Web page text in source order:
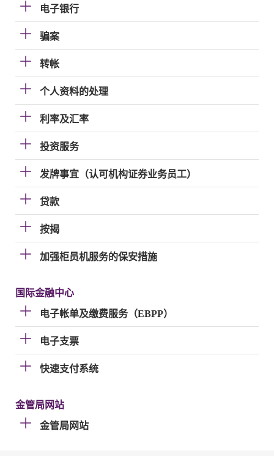
电子银行
骗案
转帐
个人资料的处理
利率及汇率
投资服务
发牌事宜（认可机构证券业务员工）
贷款
按揭
加强柜员机服务的保安措施
国际金融中心
电子帐单及缴费服务（EBPP）
电子支票
快速支付系统
金管局网站
金管局网站